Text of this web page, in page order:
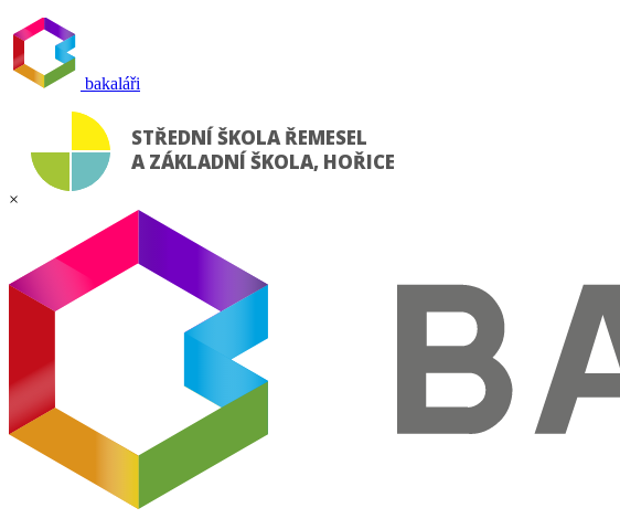
bakaláři
×
STŘEDNÍ ŠKOLA ŘEMESEL
A ZÁKLADNÍ ŠKOLA, HOŘICE